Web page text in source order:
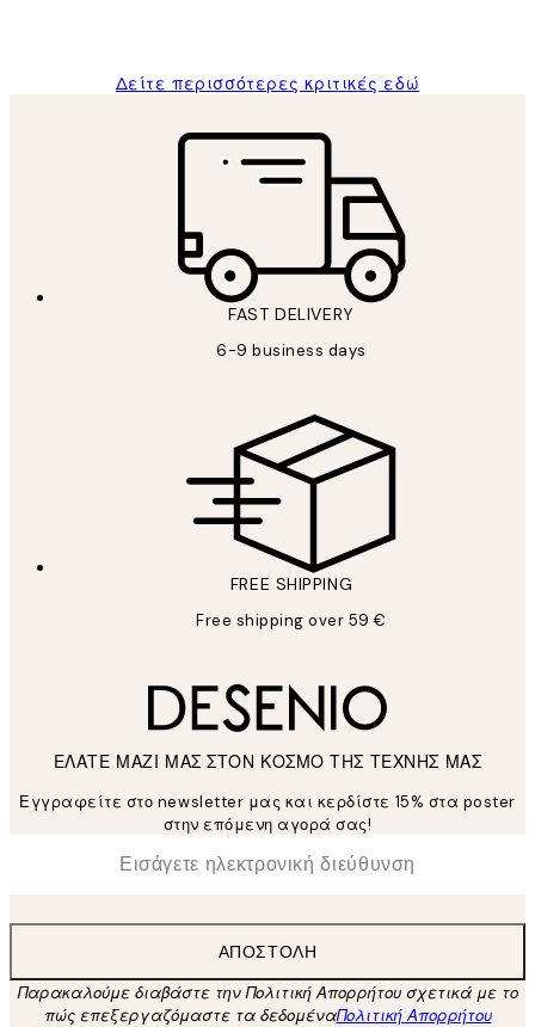
Δείτε περισσότερες κριτικές εδώ
FAST DELIVERY
6-9 business days
FREE SHIPPING
Free shipping over 59 €
ΕΛΑΤΕ ΜΑΖΙ ΜΑΣ ΣΤΟΝ ΚΟΣΜΟ ΤΗΣ ΤΕΧΝΗΣ ΜΑΣ
Εγγραφείτε στο newsletter μας και κερδίστε 15% στα poster
στην επόμενη αγορά σας!
Ηλεκτρονική Διεύθυνση
ΑΠΟΣΤΟΛΉ
Παρακαλούμε διαβάστε την Πολιτική Απορρήτου σχετικά με το
πώς επεξεργαζόμαστε τα δεδομέναΠολιτική Απορρήτου